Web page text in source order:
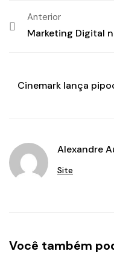
Anterior
Marketing Digital
Cinemark lança
Alexandre
Site
Você também
Distrito Federal/